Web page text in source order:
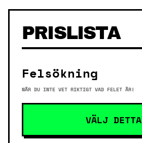
PRISLISTA
Felsökning
NÄR DU INTE VET RIKTIGT VAD FELET ÄR!
VÄLJ DETTA